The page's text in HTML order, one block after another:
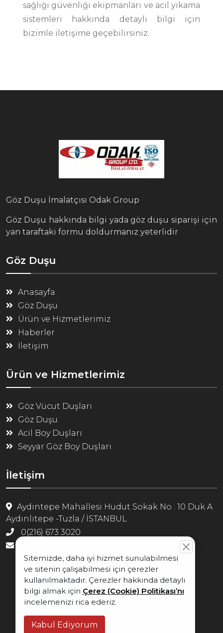
sağlığı güvenliği ekipmanları ve acil yıkama
sistemleri hakkında detaylı bilgi için
bizimle iletişime geçebilirsiniz.
Göz Duşu İmalatçısı Odak Group
Göz Duşu hakkında bilgi yada göz duşu siparişi için
yan taraftaki formu doldurmanız yeterlidir
Göz Duşu
Anasayfa
Göz Duşu
Ürün ve Hizmetlerimiz
Haberler
İletişim
Ürün ve Hizmetlerimiz
Göz Vücut Duşları
Göz Duşu
Acil Boy Duşları
Seyyar Göz Boy Duşları
İletişim
Aydıntepe Mahallesi Hudut Sokak No : 10 Duk A
Aydınlıtepe -Tuzla / İSTANBUL
0(216) 673 3020
Çerez Politikası
2024 Her Hakkı Saklıdır | GÖZ DUŞU
Sitemizde, daha iyi hizmet sunulabilmesi
ve sitenin çalışabilmesi için çerezler
kullanılmaktadır. Çerezler hakkında detaylı
bilgi almak için Çerez (Cookie) Politikası’nı
incelemenizi rica ederiz.
Kabul Ediyorum